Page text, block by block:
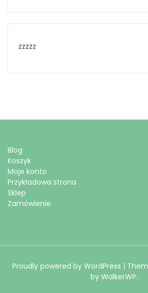
zzzzz
Blog
Koszyk
Moje konto
Przykładowa strona
Sklep
Zamówienie
Proudly powered by WordPress |
by WalkerWP.